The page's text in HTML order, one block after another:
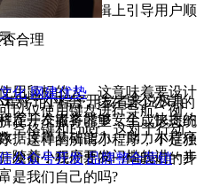
：
对于小程序开发者来说极具
序开发者将能够安全、快捷的
据库等基础能力，助力小程序
随着小程序开发门槛的进一步
。
置，以便在逻辑上引导用户顺
用鼠标的人。这意味着要设计
以仅使用键盘进行导航。例
空格键和Enter。这对于行动
合理
“的平台，挂在某个公司的
在一个服务器里，生成形态统
。这样的所谓小程序，不是独
发前，我们要问一问我们的开
是我们自己的吗?
化 网建优势
公众号开发 品牌整合营销